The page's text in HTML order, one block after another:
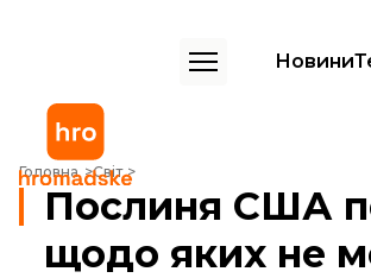
Новини
Головна Світ
Послиня США передала мені список людей,
Послиня США
щодо яких не